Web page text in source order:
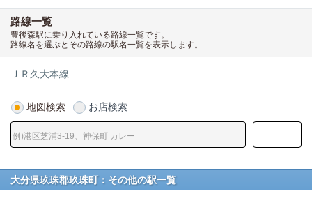
路線一覧
豊後森駅に乗り入れている路線一覧です。
路線名を選ぶとその路線の駅名一覧を表示します。
ＪＲ久大本線
地図検索 お店検索
大分県玖珠郡玖珠町：その他の駅一覧